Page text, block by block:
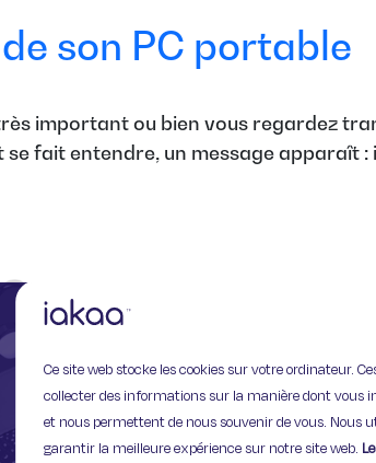
Ce site web stocke les cookies sur votre ordinateur.
collecter des informations sur la manière dont vous
et nous permettent de nous souvenir de vous. Nous
garantir la meilleure expérience sur notre site web.
son PC portable
important ou bien vous regardez
fait entendre, un message apparaît
11 Rue de
75009 Paris